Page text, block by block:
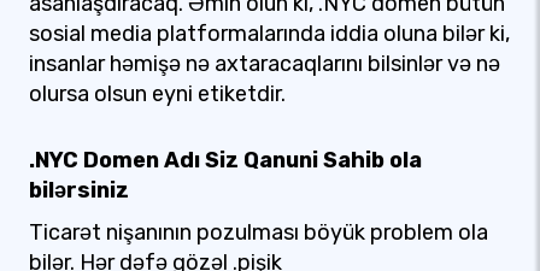
sosial media platformalarında iddia oluna bilər ki,
insanlar həmişə nə axtaracaqlarını bilsinlər və nə
olursa olsun eyni etiketdir.
.NYC Domen Adı Siz Qanuni Sahib ola
bilərsiniz
Ticarət nişanının pozulması böyük problem ola
bilər. Hər dəfə gözəl .pişik